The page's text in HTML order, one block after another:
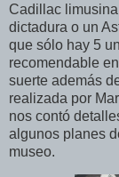
Cadillac
dictadura o un
que sólo hay 5
recomendable
suerte además
realizada por
nos contó
algunos planes
museo.